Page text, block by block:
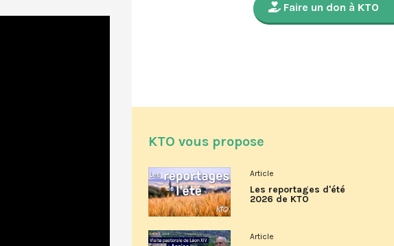
Faire un don à KTO
KTO vous propose
Article
Les reportages d'été
2026 de KTO
Article